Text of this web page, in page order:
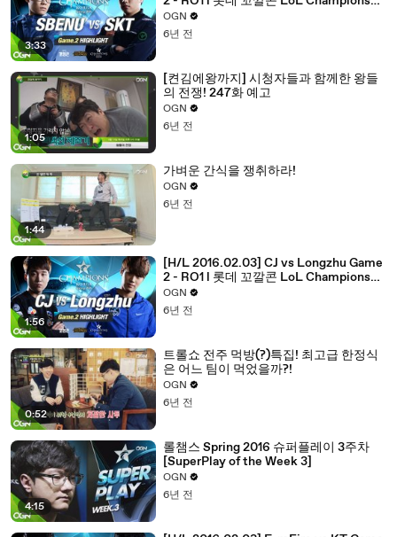
3:33
Korea Spring 2016
OGN
6년 전
1:05
[켠김에왕까지] 시청자들과 함께한 왕들
의 전쟁! 247화 예고
OGN
6년 전
1:44
가벼운 간식을 쟁취하라!
OGN
6년 전
1:56
[H/L 2016.02.03] CJ vs Longzhu Game
2 - RO1 l 롯데 꼬깔콘 LoL Champions
Korea Spring 2016
OGN
6년 전
0:52
트롤쇼 전주 먹방(?)특집! 최고급 한정식
은 어느 팀이 먹었을까?!
OGN
6년 전
4:15
롤챔스 Spring 2016 슈퍼플레이 3주차
[SuperPlay of the Week 3]
OGN
6년 전